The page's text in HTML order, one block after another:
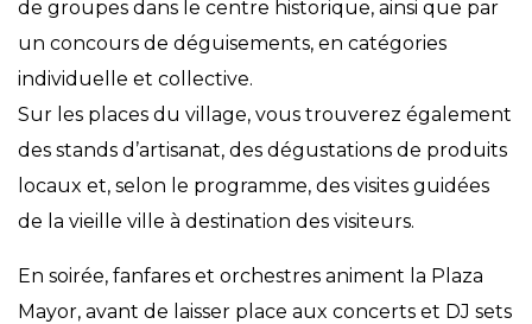
de groupes dans le centre historique, ainsi que par
un concours de déguisements, en catégories
individuelle et collective.
Sur les places du village, vous trouverez également
des stands d’artisanat, des dégustations de produits
locaux et, selon le programme, des visites guidées
de la vieille ville à destination des visiteurs.
En soirée, fanfares et orchestres animent la Plaza
Mayor, avant de laisser place aux concerts et DJ sets